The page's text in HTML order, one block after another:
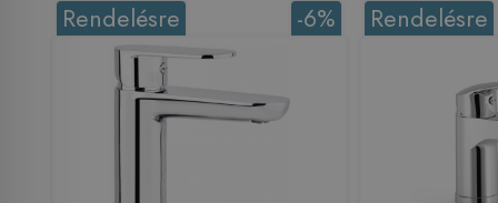
-6%
Rendelésre Rendelésre